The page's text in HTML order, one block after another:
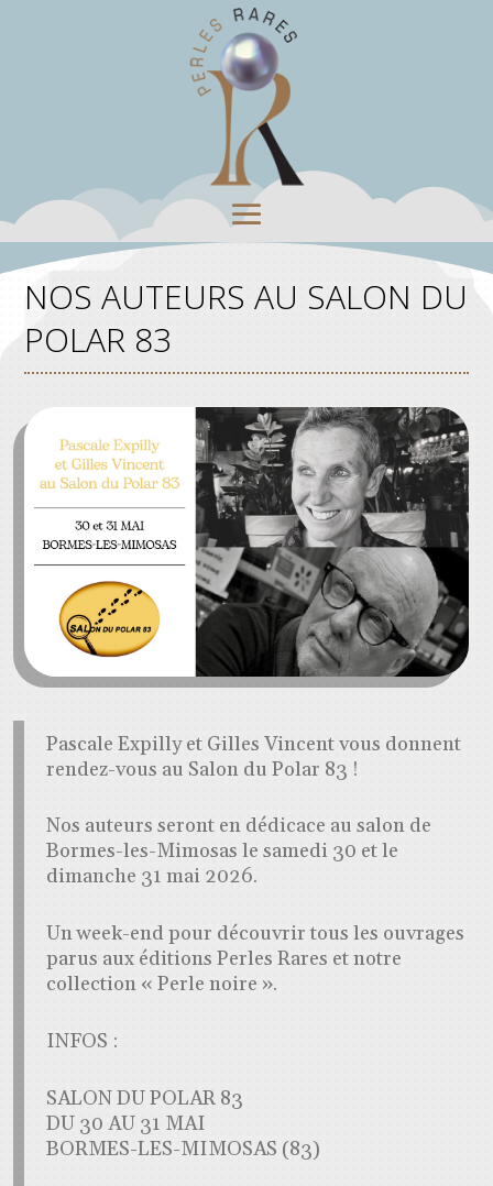
NOS AUTEURS AU SALON DU
POLAR 83
Pascale Expilly et Gilles Vincent vous donnent
rendez-vous au Salon du Polar 83 !
Nos auteurs seront en dédicace au salon de
Bormes-les-Mimosas le samedi 30 et le
dimanche 31 mai 2026.
Un week-end pour découvrir tous les ouvrages
parus aux éditions Perles Rares et notre
collection « Perle noire ».
INFOS :
SALON DU POLAR 83
DU 30 AU 31 MAI
BORMES-LES-MIMOSAS (83)